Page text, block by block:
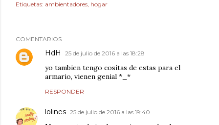
Etiquetas: ambientadores hogar
COMENTARIOS
HdH 25 de julio de 2016 a las 18:28
yo tambien tengo cositas de estas para el
armario, vienen genial *_*
RESPONDER
lolines 25 de julio de 2016 a las 19:40